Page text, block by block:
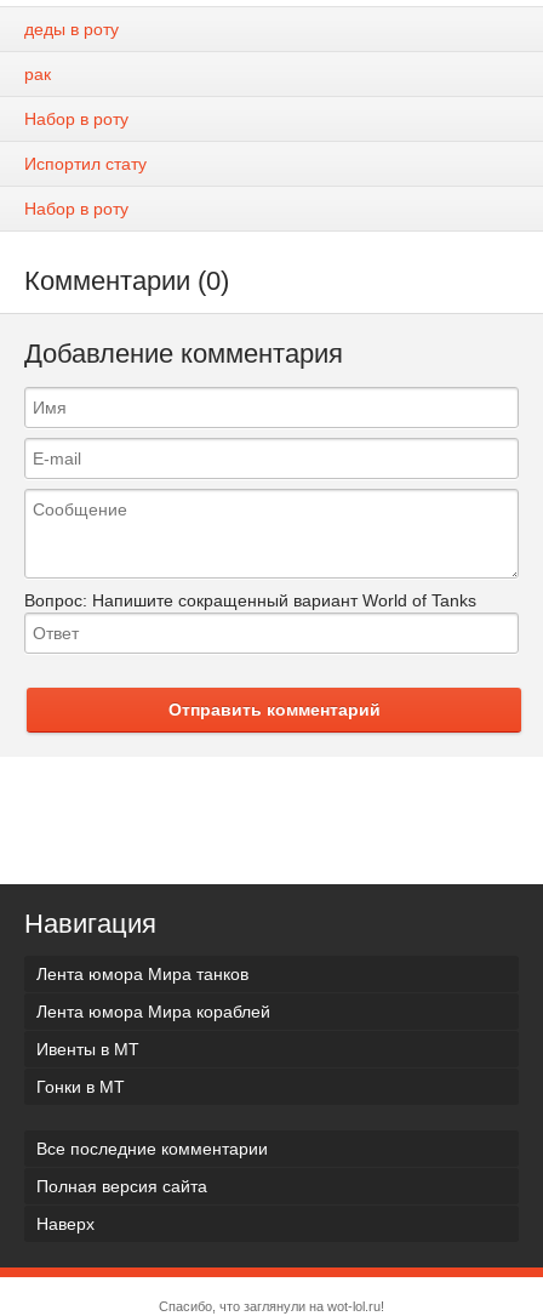
деды в роту
рак
Набор в роту
Испортил стату
Набор в роту
Комментарии (0)
Добавление комментария
Вопрос: Напишите сокращенный вариант World of Tanks
Отправить комментарий
Навигация
Лента юмора Мира танков
Лента юмора Мира кораблей
Ивенты в МТ
Гонки в МТ
Все последние комментарии
Полная версия сайта
Наверх
Спасибо, что заглянули на wot-lol.ru!